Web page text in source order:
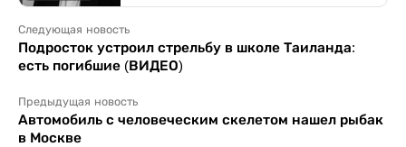
Следующая новость
Подросток устроил стрельбу в школе Таиланда:
есть погибшие (ВИДЕО)
Предыдущая новость
Автомобиль с человеческим скелетом нашел рыбак
в Москве